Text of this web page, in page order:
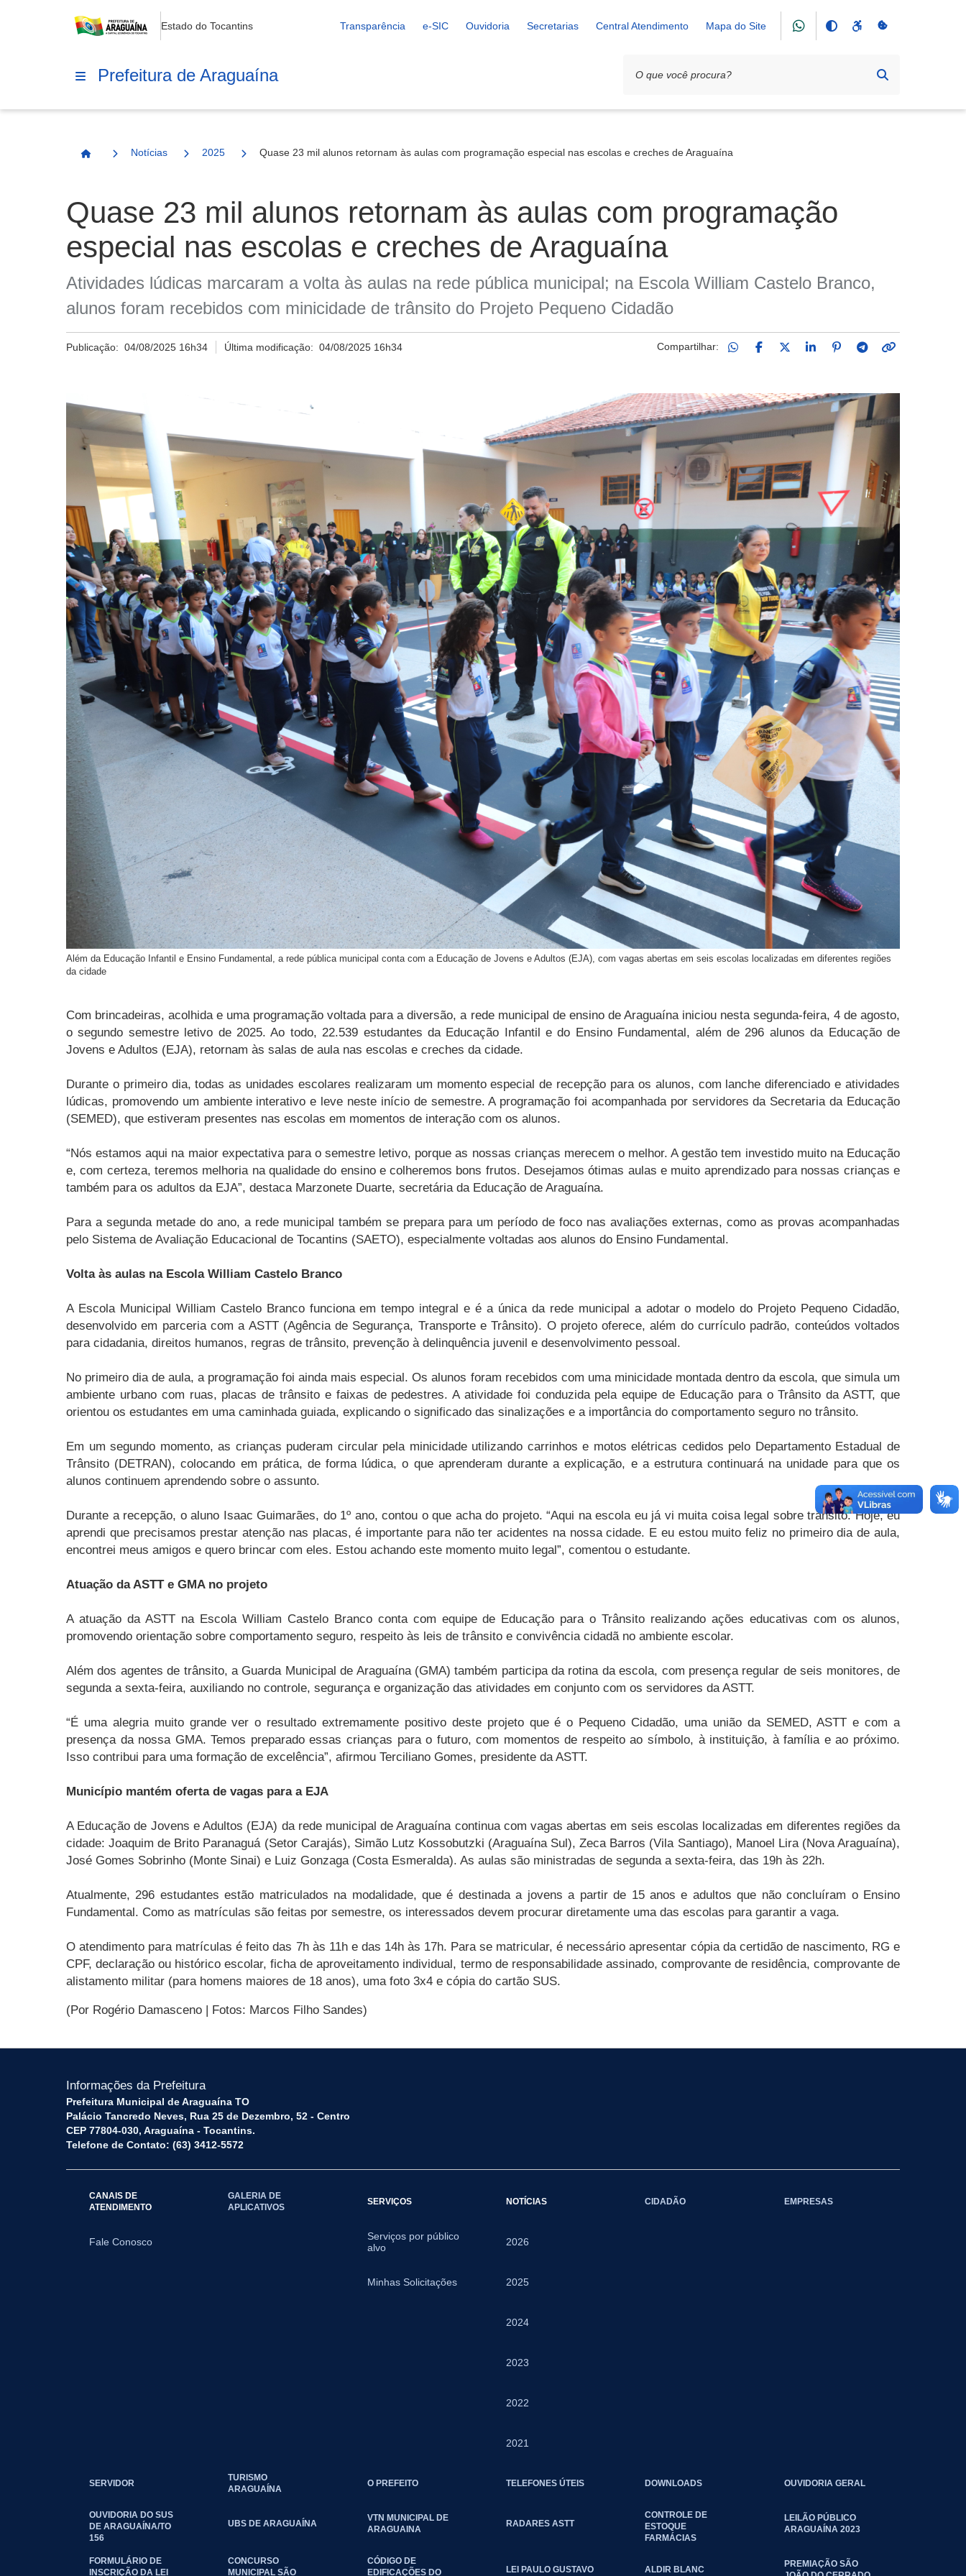
Estado do Tocantins Transparência e-SIC Ouvidoria Secretarias Central Atendimento Mapa do Site
Prefeitura de Araguaína
Página Inicial
Notícias 2025 Quase 23 mil alunos retornam às aulas com programação especial nas escolas e creches de Araguaína
Quase 23 mil alunos retornam às aulas com programação
especial nas escolas e creches de Araguaína
Atividades lúdicas marcaram a volta às aulas na rede pública municipal; na Escola William Castelo Branco,
alunos foram recebidos com minicidade de trânsito do Projeto Pequeno Cidadão
Publicação: 04/08/2025 16h34 Última modificação:04/08/2025 16h34 Compartilhar:
Além da Educação Infantil e Ensino Fundamental, a rede pública municipal conta com a Educação de Jovens e Adultos (EJA), com vagas abertas em seis escolas localizadas em diferentes regiões
da cidade
Com brincadeiras, acolhida e uma programação voltada para a diversão, a rede municipal de ensino de Araguaína iniciou nesta segunda-feira, 4 de agosto,
o segundo semestre letivo de 2025. Ao todo, 22.539 estudantes da Educação Infantil e do Ensino Fundamental, além de 296 alunos da Educação de
Jovens e Adultos (EJA), retornam às salas de aula nas escolas e creches da cidade.
Durante o primeiro dia, todas as unidades escolares realizaram um momento especial de recepção para os alunos, com lanche diferenciado e atividades
lúdicas, promovendo um ambiente interativo e leve neste início de semestre. A programação foi acompanhada por servidores da Secretaria da Educação
(SEMED), que estiveram presentes nas escolas em momentos de interação com os alunos.
“Nós estamos aqui na maior expectativa para o semestre letivo, porque as nossas crianças merecem o melhor. A gestão tem investido muito na Educação
e, com certeza, teremos melhoria na qualidade do ensino e colheremos bons frutos. Desejamos ótimas aulas e muito aprendizado para nossas crianças e
também para os adultos da EJA”, destaca Marzonete Duarte, secretária da Educação de Araguaína.
Para a segunda metade do ano, a rede municipal também se prepara para um período de foco nas avaliações externas, como as provas acompanhadas
pelo Sistema de Avaliação Educacional de Tocantins (SAETO), especialmente voltadas aos alunos do Ensino Fundamental.
Volta às aulas na Escola William Castelo Branco
A Escola Municipal William Castelo Branco funciona em tempo integral e é a única da rede municipal a adotar o modelo do Projeto Pequeno Cidadão,
desenvolvido em parceria com a ASTT (Agência de Segurança, Transporte e Trânsito). O projeto oferece, além do currículo padrão, conteúdos voltados
para cidadania, direitos humanos, regras de trânsito, prevenção à delinquência juvenil e desenvolvimento pessoal.
No primeiro dia de aula, a programação foi ainda mais especial. Os alunos foram recebidos com uma minicidade montada dentro da escola, que simula um
ambiente urbano com ruas, placas de trânsito e faixas de pedestres. A atividade foi conduzida pela equipe de Educação para o Trânsito da ASTT, que
orientou os estudantes em uma caminhada guiada, explicando o significado das sinalizações e a importância do comportamento seguro no trânsito.
Em um segundo momento, as crianças puderam circular pela minicidade utilizando carrinhos e motos elétricas cedidos pelo Departamento Estadual de
Trânsito (DETRAN), colocando em prática, de forma lúdica, o que aprenderam durante a explicação, e a estrutura continuará na unidade para que os
alunos continuem aprendendo sobre o assunto.
Durante a recepção, o aluno Isaac Guimarães, do 1º ano, contou o que acha do projeto. “Aqui na escola eu já vi muita coisa legal sobre trânsito. Hoje, eu
aprendi que precisamos prestar atenção nas placas, é importante para não ter acidentes na nossa cidade. E eu estou muito feliz no primeiro dia de aula,
encontrei meus amigos e quero brincar com eles. Estou achando este momento muito legal”, comentou o estudante.
Atuação da ASTT e GMA no projeto
A atuação da ASTT na Escola William Castelo Branco conta com equipe de Educação para o Trânsito realizando ações educativas com os alunos,
promovendo orientação sobre comportamento seguro, respeito às leis de trânsito e convivência cidadã no ambiente escolar.
Além dos agentes de trânsito, a Guarda Municipal de Araguaína (GMA) também participa da rotina da escola, com presença regular de seis monitores, de
segunda a sexta-feira, auxiliando no controle, segurança e organização das atividades em conjunto com os servidores da ASTT.
“É uma alegria muito grande ver o resultado extremamente positivo deste projeto que é o Pequeno Cidadão, uma união da SEMED, ASTT e com a
presença da nossa GMA. Temos preparado essas crianças para o futuro, com momentos de respeito ao símbolo, à instituição, à família e ao próximo.
Isso contribui para uma formação de excelência”, afirmou Terciliano Gomes, presidente da ASTT.
Município mantém oferta de vagas para a EJA
A Educação de Jovens e Adultos (EJA) da rede municipal de Araguaína continua com vagas abertas em seis escolas localizadas em diferentes regiões da
cidade: Joaquim de Brito Paranaguá (Setor Carajás), Simão Lutz Kossobutzki (Araguaína Sul), Zeca Barros (Vila Santiago), Manoel Lira (Nova Araguaína),
José Gomes Sobrinho (Monte Sinai) e Luiz Gonzaga (Costa Esmeralda). As aulas são ministradas de segunda a sexta-feira, das 19h às 22h.
Atualmente, 296 estudantes estão matriculados na modalidade, que é destinada a jovens a partir de 15 anos e adultos que não concluíram o Ensino
Fundamental. Como as matrículas são feitas por semestre, os interessados devem procurar diretamente uma das escolas para garantir a vaga.
O atendimento para matrículas é feito das 7h às 11h e das 14h às 17h. Para se matricular, é necessário apresentar cópia da certidão de nascimento, RG e
CPF, declaração ou histórico escolar, ficha de aproveitamento individual, termo de responsabilidade assinado, comprovante de residência, comprovante de
alistamento militar (para homens maiores de 18 anos), uma foto 3x4 e cópia do cartão SUS.
(Por Rogério Damasceno | Fotos: Marcos Filho Sandes)
Informações da Prefeitura
Prefeitura Municipal de Araguaína TO
Palácio Tancredo Neves, Rua 25 de Dezembro, 52 - Centro
CEP 77804-030, Araguaína - Tocantins.
Telefone de Contato: (63) 3412-5572
CANAIS DE
ATENDIMENTO
Fale Conosco
GALERIA DE
APLICATIVOS
SERVIÇOS
Serviços por público
alvo
Minhas Solicitações
NOTÍCIAS
2026
2025
2024
2023
2022
2021
CIDADÃO EMPRESAS
SERVIDOR
TURISMO
ARAGUAÍNA
O PREFEITO TELEFONES ÚTEIS DOWNLOADS OUVIDORIA GERAL
OUVIDORIA DO SUS
DE ARAGUAÍNA/TO
156
UBS DE ARAGUAÍNA
VTN MUNICIPAL DE
ARAGUAINA
RADARES ASTT
CONTROLE DE
ESTOQUE
FARMÁCIAS
LEILÃO PÚBLICO
ARAGUAÍNA 2023
FORMULÁRIO DE
INSCRIÇÃO DA LEI
CONCURSO
MUNICIPAL SÃO
CÓDIGO DE
EDIFICAÇÕES DO
LEI PAULO GUSTAVO ALDIR BLANC
PREMIAÇÃO SÃO